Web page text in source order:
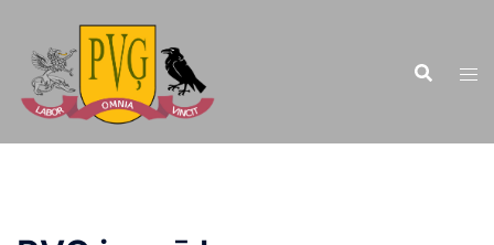
saturu